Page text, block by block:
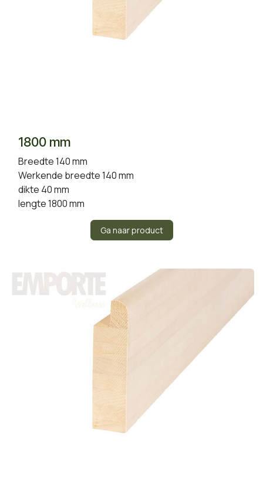
1800 mm
Breedte 140 mm
Werkende breedte 140 mm
dikte 40 mm
lengte 1800 mm
Ga naar product